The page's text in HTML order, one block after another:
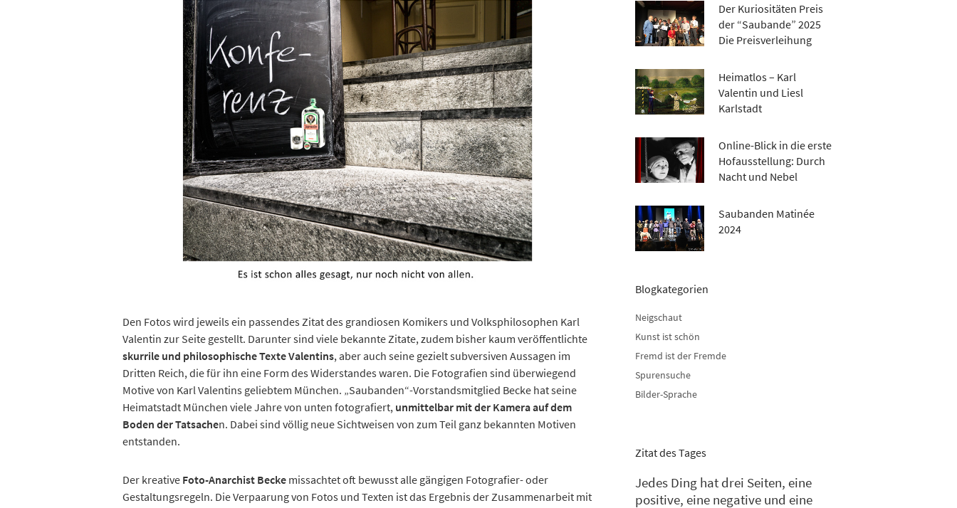
Den Fotos wird jeweils ein passendes Zitat des grandiosen Komikers und Volksphilosophen Karl
Valentin zur Seite gestellt. Darunter sind viele bekannte Zitate, zudem bisher kaum veröffentlichte
skurrile und philosophische Texte Valentins, aber auch seine gezielt subversiven Aussagen im
Dritten Reich, die für ihn eine Form des Widerstandes waren. Die Fotografien sind überwiegend
Motive von Karl Valentins geliebtem München. „Saubanden“-Vorstandsmitglied Becke hat seine
Heimatstadt München viele Jahre von unten fotografiert, unmittelbar mit der Kamera auf dem
Boden der Tatsachen. Dabei sind völlig neue Sichtweisen von zum Teil ganz bekannten Motiven
entstanden.
Der kreative Foto-Anarchist Becke missachtet oft bewusst alle gängigen Fotografier- oder
Gestaltungsregeln. Die Verpaarung von Fotos und Texten ist das Ergebnis der Zusammenarbeit mit
Der Kuriositäten Preis
der “Saubande” 2025
Die Preisverleihung
Heimatlos – Karl
Valentin und Liesl
Karlstadt
Online-Blick in die erste
Hofausstellung: Durch
Nacht und Nebel
Saubanden Matinée
2024
Blogkategorien
Neigschaut
Kunst ist schön
Fremd ist der Fremde
Spurensuche
Bilder-Sprache
Zitat des Tages
Jedes Ding hat drei Seiten, eine
positive, eine negative und eine